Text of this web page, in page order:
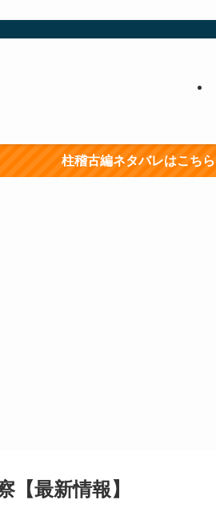
柱稽古編ネタバレはこちら
【最新情報】